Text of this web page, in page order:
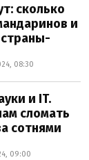
сколько
и
08:30
и IT.
сломать
сотнями
09:00